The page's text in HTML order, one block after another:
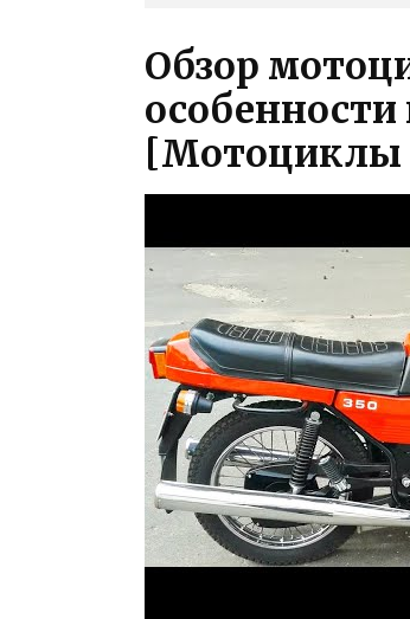
Обзор
[Мотоциклы